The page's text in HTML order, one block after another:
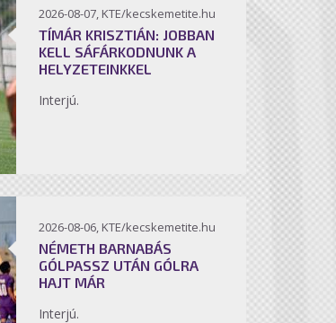
2026-08-07, KTE/kecskemetite.hu
TÍMÁR KRISZTIÁN: JOBBAN
KELL SÁFÁRKODNUNK A
HELYZETEINKKEL
Interjú.
2026-08-06, KTE/kecskemetite.hu
NÉMETH BARNABÁS
GÓLPASSZ UTÁN GÓLRA
HAJT MÁR
Interjú.